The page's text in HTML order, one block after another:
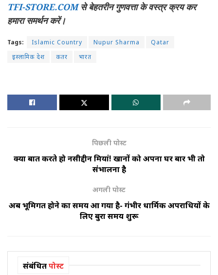
TFI-STORE.COMसे बेहतरीन गुणवत्ता के वस्त्र क्रय कर
हमारा समर्थन करें।
Tags: Islamic Country Nupur Sharma
Qatar
इस्लामिक देश
कतर भारत
पिछली पोस्ट
क्या बात करते हो नसीरुद्दीन मियां! खानों को अपना घर बार भी तो
संभालना है
अगली पोस्ट
अब भूमिगत होने का समय आ गया है- गंभीर धार्मिक अपराधियों के
लिए बुरा समय शुरू
संबंधितपोस्ट